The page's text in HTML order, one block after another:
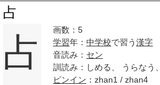
占
占
画数：5
学習年： 中学校で習う漢字
音読み： セン
訓読み：しめる、 うらなう
ピンイン ：zhan1 / zhan4